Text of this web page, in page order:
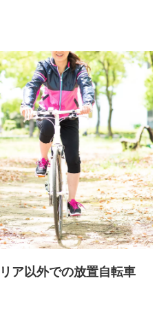
ア以外での放置自転車